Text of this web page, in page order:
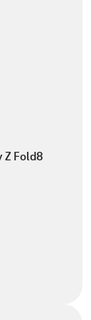
Z Fold8